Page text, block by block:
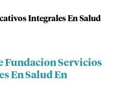
Integrales En Salud
Fundacion Servicios
En Salud En